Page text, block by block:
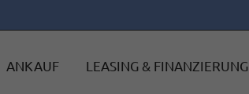
ANKAUF LEASING & FINANZIERUNG